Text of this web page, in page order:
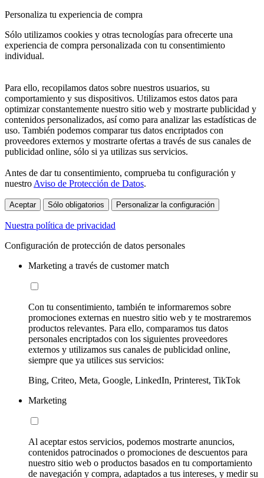
Personaliza tu experiencia de compra
Sólo utilizamos cookies y otras tecnologías para ofrecerte una
experiencia de compra personalizada con tu consentimiento
individual.
Para ello, recopilamos datos sobre nuestros usuarios, su
comportamiento y sus dispositivos. Utilizamos estos datos para
optimizar constantemente nuestro sitio web y mostrarte publicidad y
contenidos personalizados, así como para analizar las estadísticas de
uso. También podemos comparar tus datos encriptados con
proveedores externos y mostrarte ofertas a través de sus canales de
publicidad online, sólo si ya utilizas sus servicios.
Antes de dar tu consentimiento, comprueba tu configuración y
nuestro Aviso de Protección de Datos.
Aceptar Sólo obligatorios Personalizar la configuración
Nuestra política de privacidad
Configuración de protección de datos personales
Marketing a través de customer match
Con tu consentimiento, también te informaremos sobre
promociones externas en nuestro sitio web y te mostraremos
productos relevantes. Para ello, comparamos tus datos
personales encriptados con los siguientes proveedores
externos y utilizamos sus canales de publicidad online,
siempre que ya utilices sus servicios:
Bing, Criteo, Meta, Google, LinkedIn, Printerest, TikTok
Marketing
Al aceptar estos servicios, podemos mostrarte anuncios,
contenidos patrocinados o promociones de descuentos para
nuestro sitio web o productos basados en tu comportamiento
de navegación y compra, adaptados a tus intereses, y medir su